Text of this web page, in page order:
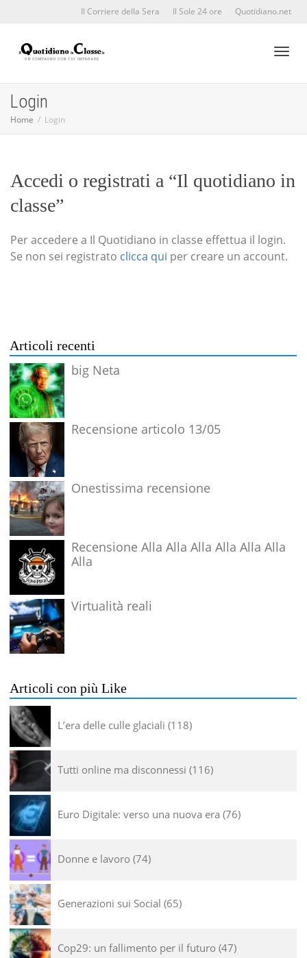
Il Corriere della Sera Il Sole 24 ore Quotidiano.net
Login
Home Login
Accedi o registrati a “Il quotidiano in
classe”
Per accedere a Il Quotidiano in classe effettua il login.
Se non sei registrato clicca qui per creare un account.
Articoli recenti
big Neta
Recensione articolo 13/05
Onestissima recensione
Recensione Alla Alla Alla Alla Alla Alla
Alla
Virtualità reali
Articoli con più Like
L’era delle culle glaciali 118
Tutti online ma disconnessi 116
Euro Digitale: verso una nuova era 76
Donne e lavoro 74
Generazioni sui Social 65
Cop29: un fallimento per il futuro 47